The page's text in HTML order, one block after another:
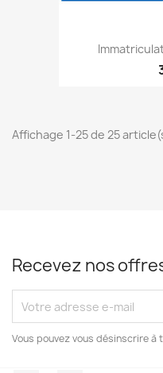
Affichage 1-25 de 25
Recevez nos
Vous pouvez vous désinscrire à